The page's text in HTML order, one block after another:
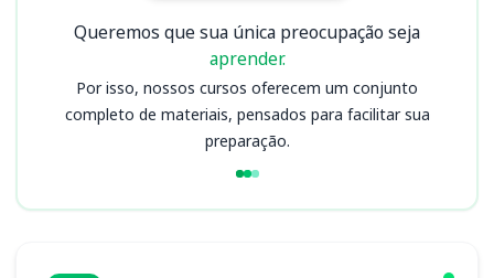
Queremos que sua única preocupação seja
aprender.
Por isso, nossos cursos oferecem um conjunto
completo de materiais, pensados para facilitar sua
preparação.